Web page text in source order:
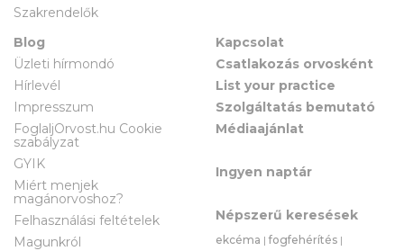
Szakrendelők
Blog
Üzleti hírmondó
Hírlevél
Impresszum
FoglaljOrvost.hu Cookie
szabályzat
GYIK
Miért menjek
magánorvoshoz?
Felhasználási feltételek
Magunkról
Kapcsolat
Csatlakozás orvosként
List your practice
Szolgáltatás bemutató
Médiaajánlat
Ingyen naptár
Népszerű keresések
ekcéma |fogfehérítés |